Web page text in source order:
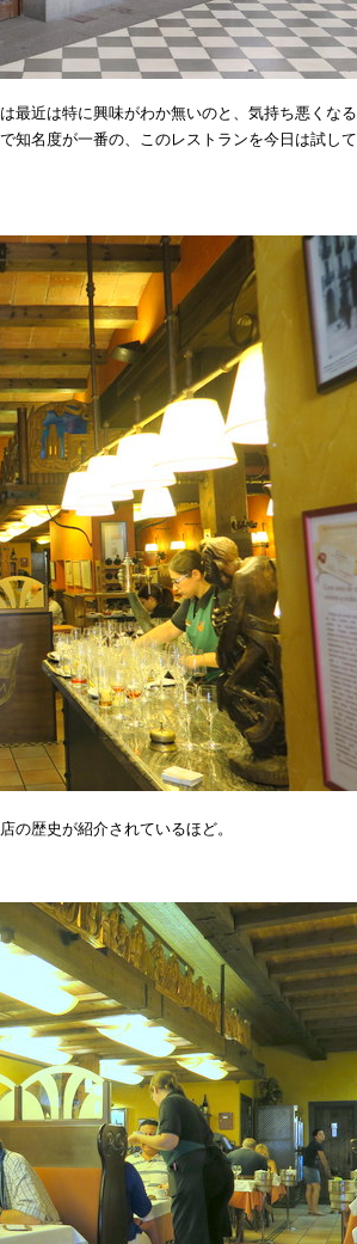
最近は特に興味がわか無いのと、気持ち悪くなる
知名度が一番の、このレストランを今日は試して
の歴史が紹介されているほど。